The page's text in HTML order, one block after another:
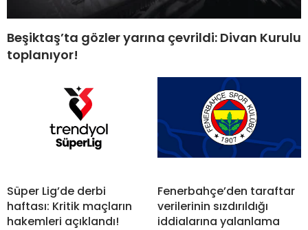
Beşiktaş’ta gözler yarına çevrildi: Divan Kurulu
toplanıyor!
Süper Lig’de derbi
haftası: Kritik maçların
hakemleri açıklandı!
Fenerbahçe’den taraftar
verilerinin sızdırıldığı
iddialarına yalanlama